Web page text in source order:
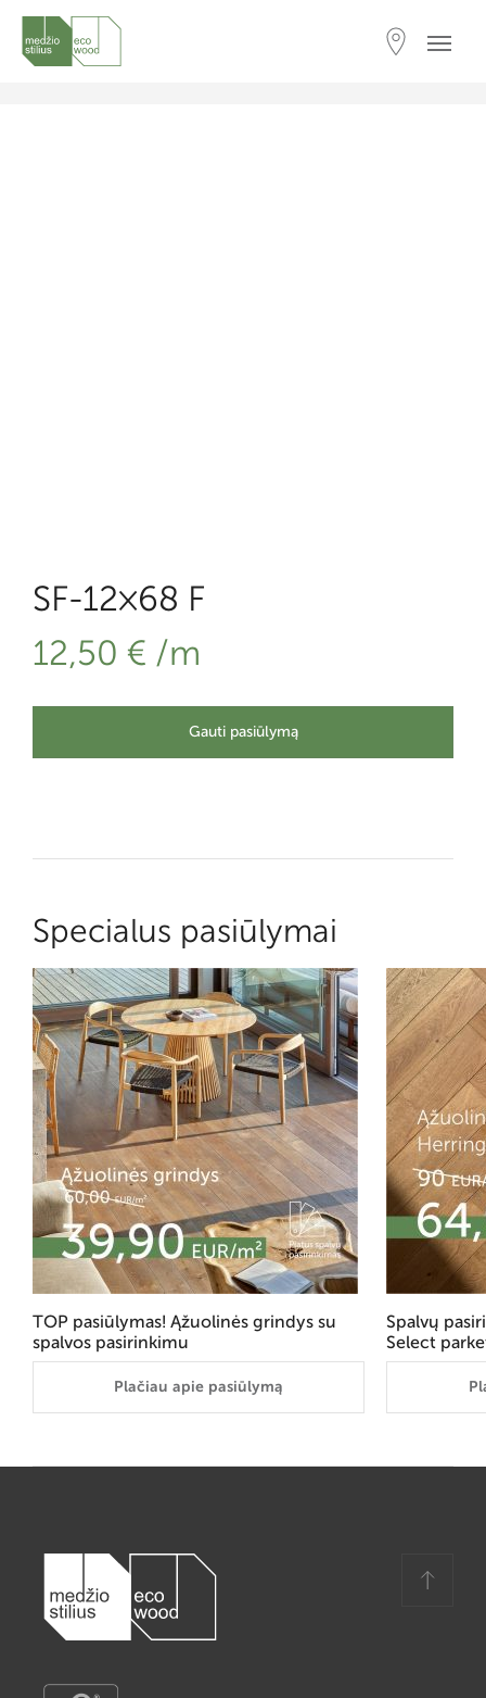
SF-12×68 F
12,50 € /m
Gauti pasiūlymą
Specialus pasiūlymai
TOP pasiūlymas! Ąžuolinės grindys su
spalvos pasirinkimu
Plačiau apie pasiūlymą
Spalvų
Select